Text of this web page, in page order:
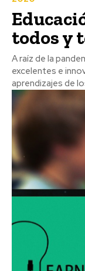
todos y
A raíz de la
excelentes e
aprendizajes de